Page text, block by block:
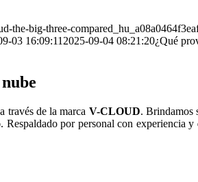
the-big-three-
03 16:09:11 2025-09-04 08:21:20¿Qué
través de la marca V-CLOUD. Brindamos
por personal con